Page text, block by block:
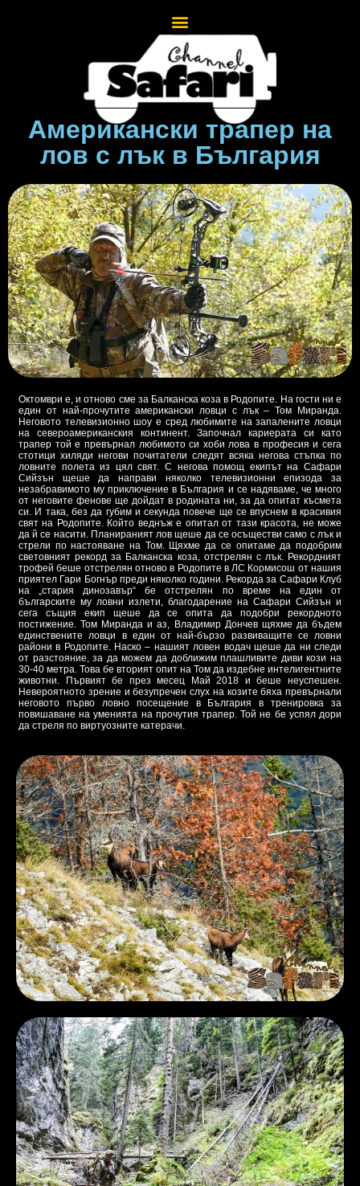
Американски трапер на
лов с лък в България
Октомври е, и отново сме за Балканска коза в Родопите. На гости ни е
един от най-прочутите американски ловци с лък – Том Миранда.
Неговото телевизионно шоу е сред любимите на запалените ловци
на североамериканския континент. Започнал кариерата си като
трапер той е превърнал любимото си хоби лова в професия и сега
стотици хиляди негови почитатели следят всяка негова стъпка по
ловните полета из цял свят. С негова помощ екипът на Сафари
Сийзън щеше да направи няколко телевизионни епизода за
незабравимото му приключение в България и се надяваме, че много
от неговите фенове ще дойдат в родината ни, за да опитат късмета
си. И така, без да губим и секунда повече ще се впуснем в красивия
свят на Родопите. Който веднъж е опитал от тази красота, не може
да й се насити. Планираният лов щеше да се осъществи само с лък и
стрели по настояване на Том. Щяхме да се опитаме да подобрим
световният рекорд за Балканска коза, отстрелян с лък. Рекордният
трофей беше отстрелян отново в Родопите в ЛС Кормисош от нашия
приятел Гари Богнър преди няколко години. Рекорда за Сафари Клуб
на „стария динозавър“ бе отстрелян по време на един от
българските му ловни излети, благодарение на Сафари Сийзън и
сега същия екип щеше да се опита да подобри рекордното
постижение. Том Миранда и аз, Владимир Дончев щяхме да бъдем
единствените ловци в един от най-бързо развиващите се ловни
райони в Родопите. Наско – нашият ловен водач щеше да ни следи
от разстояние, за да можем да доближим плашливите диви кози на
30-40 метра. Това бе вторият опит на Том да издебне интелигентните
животни. Първият бе през месец Май 2018 и беше неуспешен.
Невероятното зрение и безупречен слух на козите бяха превърнали
неговото първо ловно посещение в България в тренировка за
повишаване на уменията на прочутия трапер. Той не бе успял дори
да стреля по виртуозните катерачи.